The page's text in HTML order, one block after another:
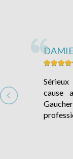
et
cause